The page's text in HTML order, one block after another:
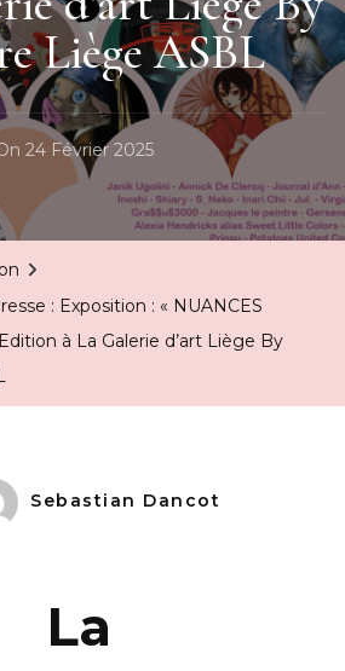
Liège ASBL
24 Février 2025
: Exposition : « NUANCES
à La Galerie d’art Liège By
Sebastian Dancot